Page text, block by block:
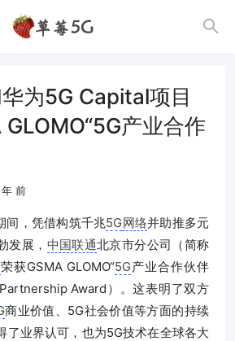
为5G Capital项目
产业合作
前
间，凭借构筑千兆5G网络并助推多元
发展， 中国联通北京市分公司（简称
荣获GSMA GLOMO“5G产业合作伙伴
Award）。这表明了双方
商业价值、5G社会价值等方面的持续
了业界认可，也为5G技术在全球各大